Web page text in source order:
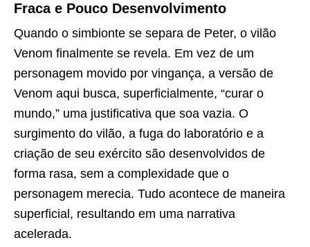
Fraca e Pouco Desenvolvimento
Quando o simbionte se separa de Peter, o vilão
Venom finalmente se revela. Em vez de um
personagem movido por vingança, a versão de
Venom aqui busca, superficialmente, “curar o
mundo,” uma justificativa que soa vazia. O
surgimento do vilão, a fuga do laboratório e a
criação de seu exército são desenvolvidos de
forma rasa, sem a complexidade que o
personagem merecia. Tudo acontece de maneira
superficial, resultando em uma narrativa
acelerada.